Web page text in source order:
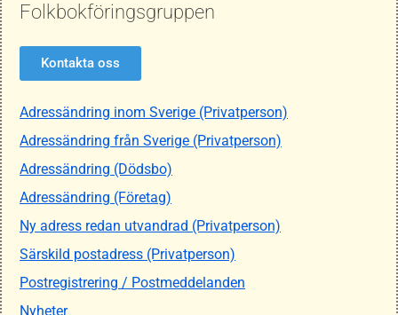
Folkbokföringsgruppen
Kontakta oss
Adressändring inom Sverige (Privatperson)
Adressändring från Sverige (Privatperson)
Adressändring (Dödsbo)
Adressändring (Företag)
Ny adress redan utvandrad (Privatperson)
Särskild postadress (Privatperson)
Postregistrering / Postmeddelanden
Nyheter